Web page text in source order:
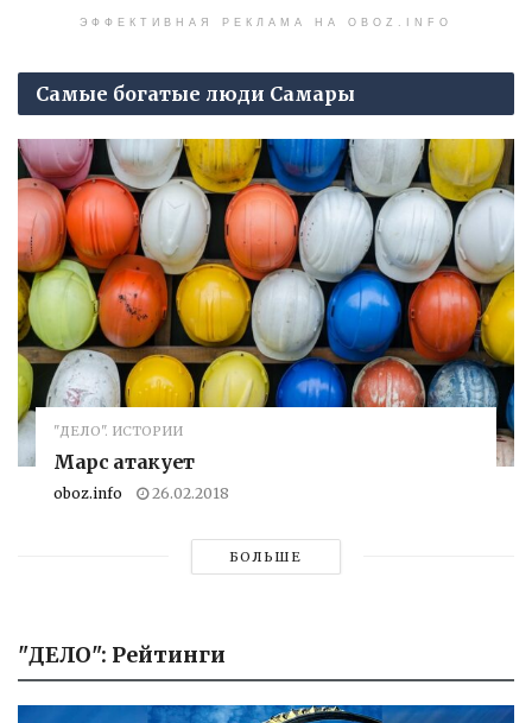
ЭФФЕКТИВНАЯ РЕКЛАМА НА OBOZ.INFO
Самые богатые люди Самары
"ДЕЛО". ИСТОРИИ
Марс атакует
oboz.info 26.02.2018
БОЛЬШЕ
"ДЕЛО": Рейтинги